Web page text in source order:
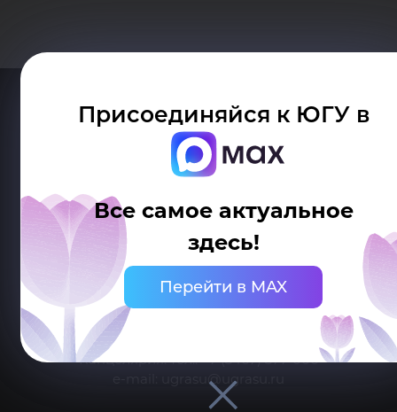
Присоединяйся к ЮГУ в
Все самое актуальное
здесь!
Перейти в MAX
Делитесь новостями об университете с хештегом #ЮГУ
Сведения об образовательной организации
г. Ханты-Мансийск, ул. Чехова, 16
Канцелярия: тел.: +7 (3467) 377-000
ugrasu@ugrasu.ru